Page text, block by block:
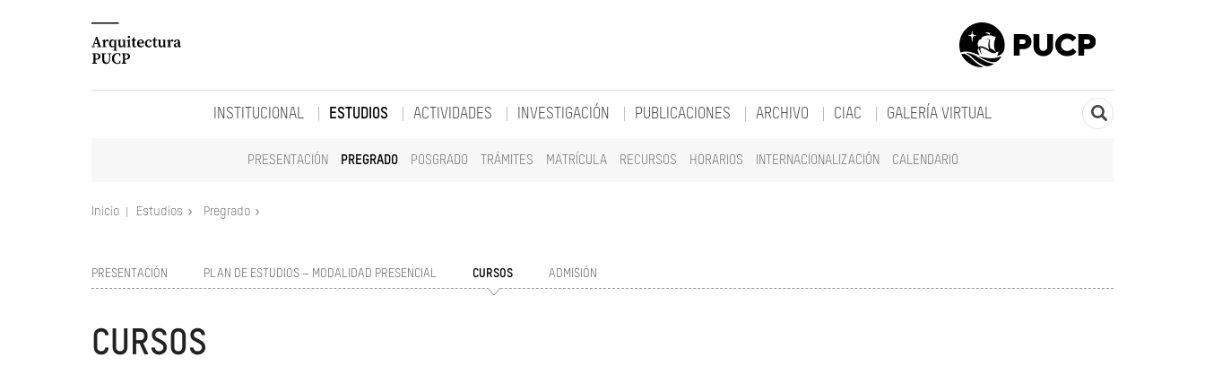
INSTITUCIONAL ESTUDIOS
PRESENTACIÓN PREGRADO POSGRADO TRÁMITES MATRÍCULA RECURSOS HORARIOS INTERNACIONALIZACIÓN CALENDARIO
ACTIVIDADES INVESTIGACIÓN PUBLICACIONES ARCHIVO CIAC GALERÍA VIRTUAL
Inicio Estudios Pregrado
PRESENTACIÓN PLAN DE ESTUDIOS – MODALIDAD PRESENCIAL CURSOS ADMISIÓN
CURSOS